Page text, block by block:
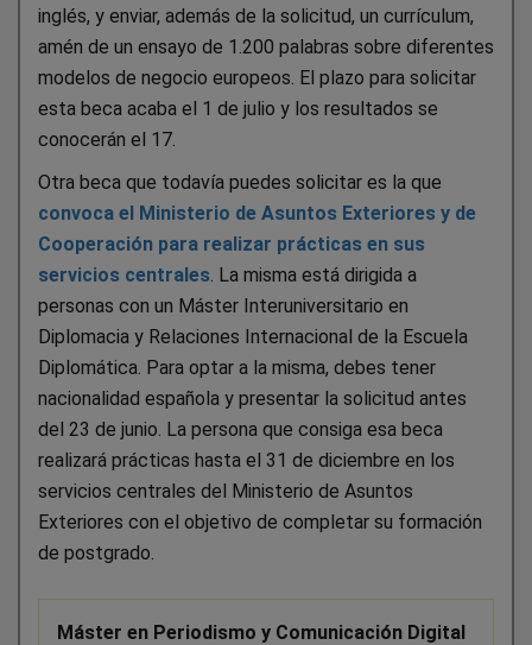
inglés, y enviar, además de la solicitud, un currículum,
amén de un ensayo de 1.200 palabras sobre diferentes
modelos de negocio europeos. El plazo para solicitar
esta beca acaba el 1 de julio y los resultados se
conocerán el 17.
Otra beca que todavía puedes solicitar es la que
convoca el Ministerio de Asuntos Exteriores y de
Cooperación para realizar prácticas en sus
servicios centrales . La misma está dirigida a
personas con un Máster Interuniversitario en
Diplomacia y Relaciones Internacional de la Escuela
Diplomática. Para optar a la misma, debes tener
nacionalidad española y presentar la solicitud antes
del 23 de junio. La persona que consiga esa beca
realizará prácticas hasta el 31 de diciembre en los
servicios centrales del Ministerio de Asuntos
Exteriores con el objetivo de completar su formación
de postgrado.
Máster en Periodismo y Comunicación Digital